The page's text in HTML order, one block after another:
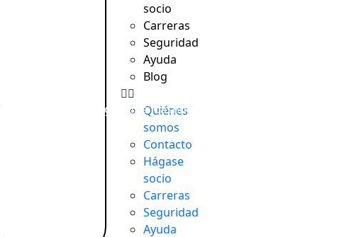
socio
Carreras
Seguridad
Ayuda
Blog
Quiénes
somos
Contacto
Hágase
socio
Carreras
Seguridad
Ayuda
física o virtual gratuita. Cashback y Apple Pay / Google Pay